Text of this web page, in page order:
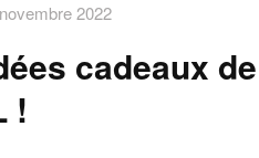
2022
cadeaux de
!